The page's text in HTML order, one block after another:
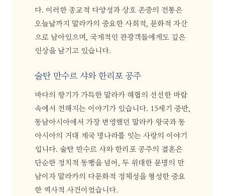
다. 이러한 종교적 다양성과 상호 존중의 전통은
오늘날까지 말라카의 중요한 사회적, 문화적 자산
으로 남아있으며, 국제적인 관광객들에게도 깊은
인상을 남기고 있습니다.
술탄 만수르 샤와 한리포 공주
바다의 향기가 가득한 말라카 해협의 선선한 바람
속에서 전해지는 이야기가 있습니다. 15세기 중반,
동남아시아에서 가장 번영했던 말라카 왕국과 동
아시아의 거대 제국 명나라를 잇는 사랑의 이야기
입니다. 술탄 만수르 샤와 한리포 공주의 결혼은
단순한 정치적 동맹을 넘어, 두 위대한 문명의 만
남이자 말라카의 다문화적 정체성을 형성한 중요
한 역사적 사건이었습니다.